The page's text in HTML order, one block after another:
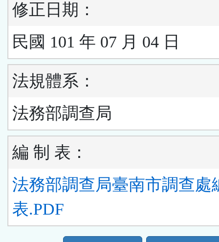
修正日期：
民國 101 年 07 月 04 日
法規體系：
法務部調查局
編 制 表：
法務部調查局臺南市調查處
表.PDF